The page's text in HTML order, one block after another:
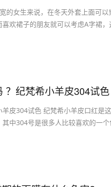
的女生来说，在冬天外套上面可以
欢裙子的朋友就可以考虑A字裙，
？纪梵希小羊皮304试色
皮304试色 纪梵希小羊皮口红是
中304号是很多人比较喜欢的一